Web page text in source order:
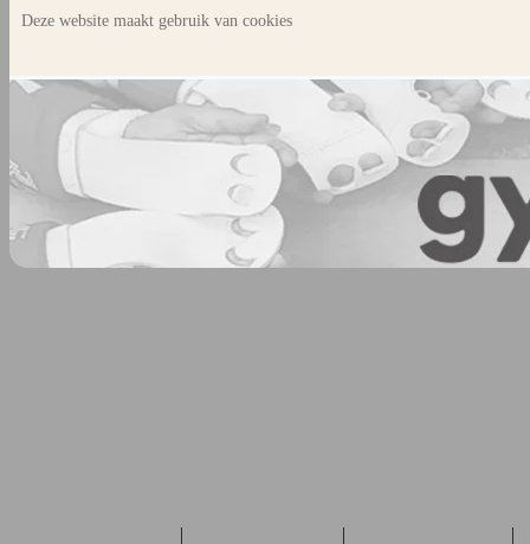
Deze website maakt gebruik van cookies